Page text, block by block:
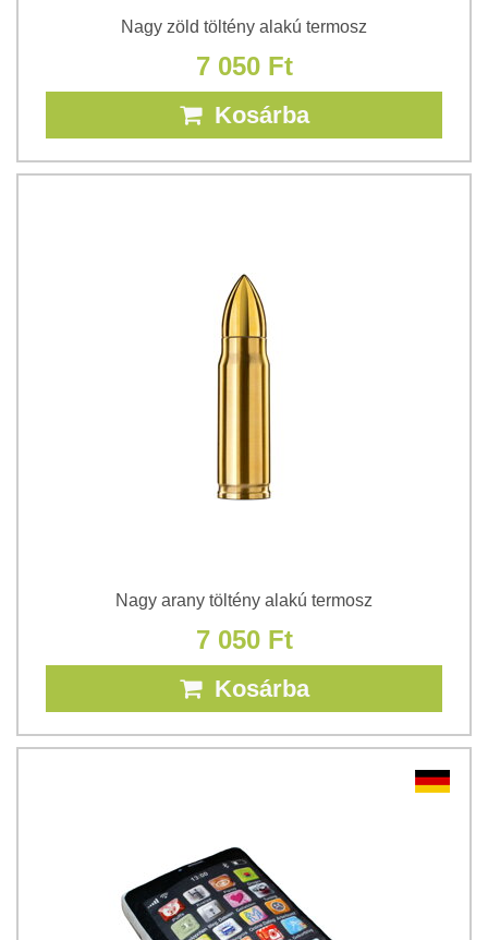
Nagy zöld töltény alakú termosz
7 050 Ft
Kosárba
Nagy arany töltény alakú termosz
7 050 Ft
Kosárba